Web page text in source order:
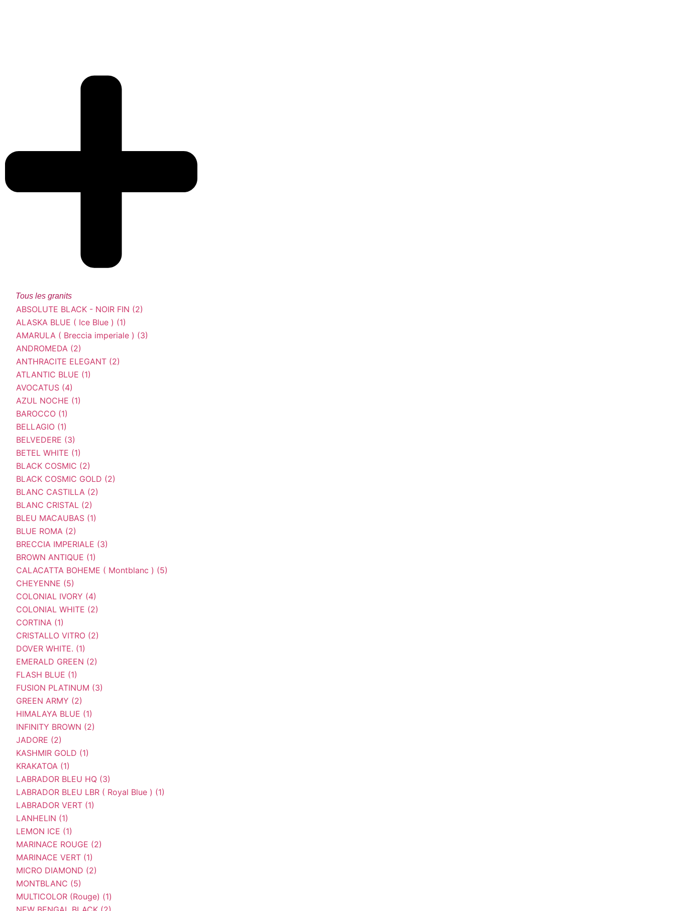
Tous les granits
ABSOLUTE BLACK - NOIR FIN (2)
ALASKA BLUE ( Ice Blue ) (1)
AMARULA ( Breccia imperiale ) (3)
ANDROMEDA (2)
ANTHRACITE ELEGANT (2)
ATLANTIC BLUE (1)
AVOCATUS (4)
AZUL NOCHE (1)
BAROCCO (1)
BELLAGIO (1)
BELVEDERE (3)
BETEL WHITE (1)
BLACK COSMIC (2)
BLACK COSMIC GOLD (2)
BLANC CASTILLA (2)
BLANC CRISTAL (2)
BLEU MACAUBAS (1)
BLUE ROMA (2)
BRECCIA IMPERIALE (3)
BROWN ANTIQUE (1)
CALACATTA BOHEME ( Montblanc ) (5)
CHEYENNE (5)
COLONIAL IVORY (4)
COLONIAL WHITE (2)
CORTINA (1)
CRISTALLO VITRO (2)
DOVER WHITE. (1)
EMERALD GREEN (2)
FLASH BLUE (1)
FUSION PLATINUM (3)
GREEN ARMY (2)
HIMALAYA BLUE (1)
INFINITY BROWN (2)
JADORE (2)
KASHMIR GOLD (1)
KRAKATOA (1)
LABRADOR BLEU HQ (3)
LABRADOR BLEU LBR ( Royal Blue ) (1)
LABRADOR VERT (1)
LANHELIN (1)
LEMON ICE (1)
MARINACE ROUGE (2)
MARINACE VERT (1)
MICRO DIAMOND (2)
MONTBLANC (5)
MULTICOLOR (Rouge) (1)